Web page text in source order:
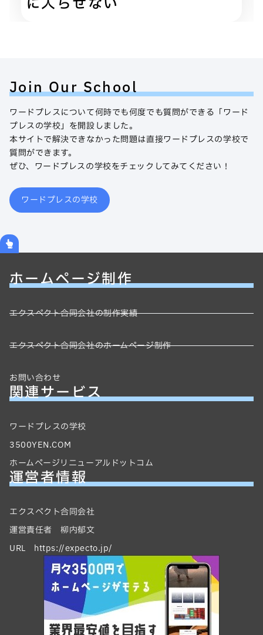
Join Our School
ワードプレスについて何時でも何度でも質問ができる「ワード
プレスの学校」を開設しました。
本サイトで解決できなかった問題は直接ワードプレスの学校で
質問ができます。
ぜひ、ワードプレスの学校をチェックしてみてください！
ワードプレスの学校
ホームページ制作
エクスペクト合同会社の制作実績
エクスペクト合同会社のホームページ制作
お問い合わせ
関連サービス
ワードプレスの学校
3500YEN.COM
ホームページリニューアルドットコム
運営者情報
エクスペクト合同会社
運営責任者 柳内郁文
URL https://expecto.jp/